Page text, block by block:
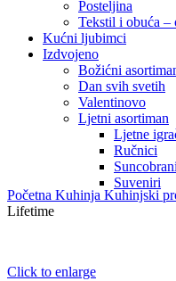
Posteljina
Tekstil i obuća –
Kućni ljubimci
Izdvojeno
Božićni
Dan svih svetih
Valentinovo
Ljetni asortiman
Ljetne
Ručnici
Suncobrani
Suveniri
Početna Kuhinja Kuhinjski
Lifetime
Click to enlarge